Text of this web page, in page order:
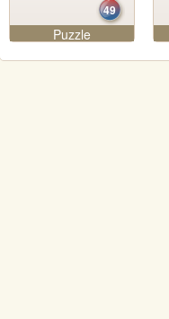
49
Puzzle